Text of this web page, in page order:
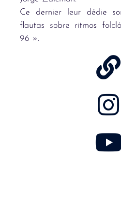
Ce dernier leur dédie
flautas sobre ritmos
96 ».